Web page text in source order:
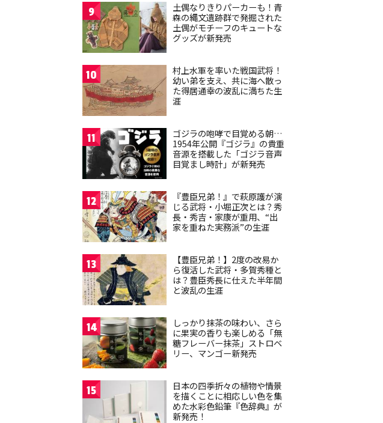
9
土偶なりきりパーカーも！青
森の縄文遺跡群で発掘された
土偶がモチーフのキュートな
グッズが新発売
10
村上水軍を率いた戦国武将！
幼い弟を支え、共に海へ散っ
た得居通幸の波乱に満ちた生
涯
11
ゴジラの咆哮で目覚める朝…
1954年公開『ゴジラ』の貴重
音源を搭載した「ゴジラ音声
目覚まし時計」が新発売
12
『豊臣兄弟！』で萩原護が演
じる武将・小堀正次とは？秀
長・秀吉・家康が重用、“出
家を重ねた実務派”の生涯
13
【豊臣兄弟！】2度の改易か
ら復活した武将・多賀秀種と
は？豊臣秀長に仕えた半年間
と波乱の生涯
14
しっかり抹茶の味わい、さら
に果実の香りも楽しめる「無
糖フレーバー抹茶」ストロベ
リー、マンゴー新発売
15
日本の四季折々の植物や情景
を描くことに相応しい色を集
めた水彩色鉛筆『色辞典』が
新発売！